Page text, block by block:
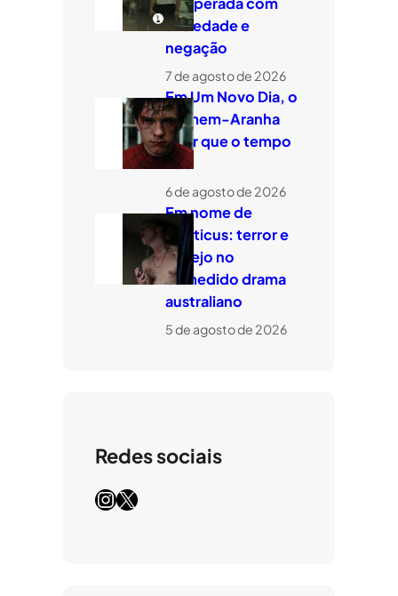
ansiedade e
negação
7 de agosto de 2026
Em Um Novo Dia, o
Homem-Aranha
quer que o tempo
voe
6 de agosto de 2026
Em nome de
Leviticus: terror e
desejo no
comedido drama
australiano
5 de agosto de 2026
Redes sociais
InstagramX